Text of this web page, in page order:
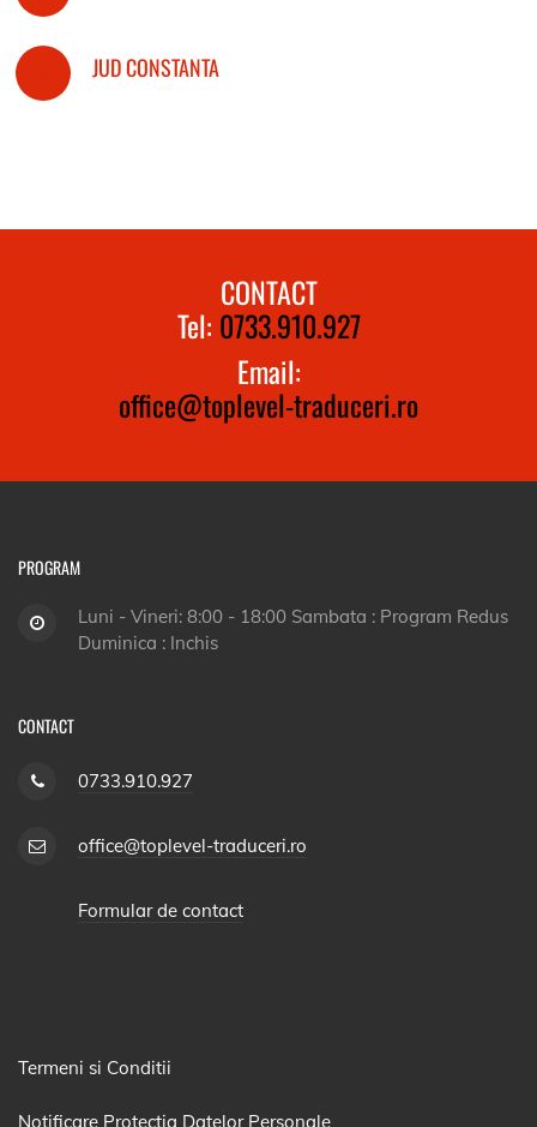
JUD CONSTANTA
CONTACT
Tel: 0733.910.927
Email:
office@toplevel-traduceri.ro
PROGRAM
Luni - Vineri: 8:00 - 18:00 Sambata : Program Redus
Duminica : Inchis
CONTACT
0733.910.927
office@toplevel-traduceri.ro
Formular de contact
Termeni si Conditii
Notificare Protectia Datelor Personale